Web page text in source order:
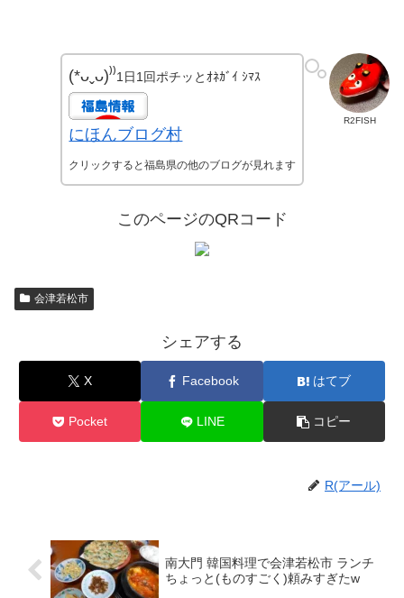
R2FISH
(*ᴗˬᴗ)⁾⁾1日1回ポチッとｵﾈｶﾞｲ ｼﾏｽ
にほんブログ村
クリックすると福島県の他のブログが見れます
このページのQRコード
会津若松市
シェアする
X Facebook はてブ
Pocket LINE コピー
R(アール)
南大門 韓国料理で会津若松市 ランチ
ちょっと(ものすごく)頼みすぎたw